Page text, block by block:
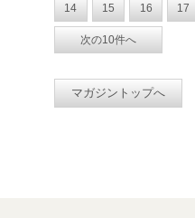
14 15 16 17
次の10件へ
マガジントップへ